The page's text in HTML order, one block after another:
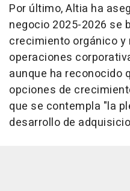
Por último, Altia ha
negocio 2025-2026 se
crecimiento orgánico
operaciones
aunque ha reconocido
opciones de
que se contempla "la
desarrollo de